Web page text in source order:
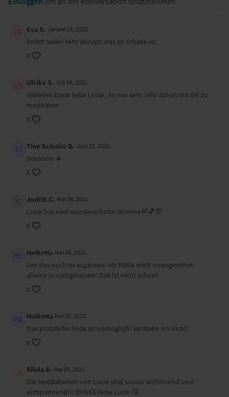
Triff unsere wunderbaren Lehrer:innen live – zur Morgenroutine mit
JETZT MITMACHEN
Eva S. Januar 21, 2022
Endet leider sehr abrupt, was so schade ist.
0
Ulrike S. Juli 04, 2021
Viiiiiielen Dank liebe Lucie , es war sehr sehr schön mit Dir zu
meditieren
0
Tine Schulze B. Juni 21, 2021
Schööön ☀️
0
Judith C. Mai 09, 2021
Lucie hat eine wunderschöne Stimme💜💕💜
0
HeikeHa Mai 05, 2021
Um das noch zu ergänzen: Ich fühle mich unangenehm
alleine zurückgelassen! Das ist nicht schön!
0
HeikeHa Mai 05, 2021
Das plötzliche Ende ist unmöglich! Verstehe ich nicht!
0
Silvia S. Mai 05, 2021
Die Meditationen von Lucie sind soooo wohltuend und
entspannend!!! DANKE liebe Lucie 😘